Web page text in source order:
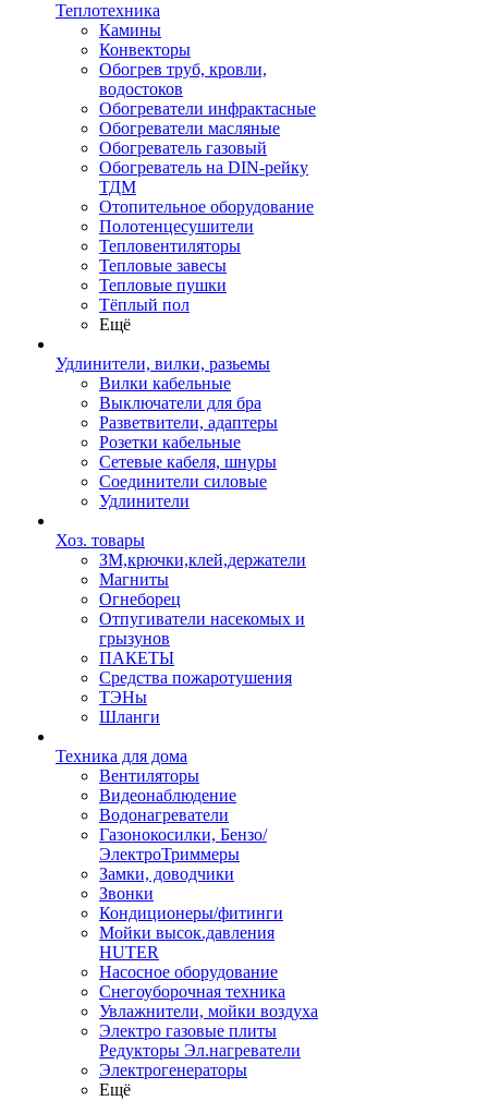
Теплотехника
Камины
Конвекторы
Обогрев труб, кровли,
водостоков
Обогреватели инфрактасные
Обогреватели масляные
Обогреватель газовый
Обогреватель на DIN-рейку
ТДМ
Отопительное оборудование
Полотенцесушители
Тепловентиляторы
Тепловые завесы
Тепловые пушки
Тёплый пол
Ещё
Удлинители, вилки, разьемы
Вилки кабельные
Выключатели для бра
Разветвители, адаптеры
Розетки кабельные
Сетевые кабеля, шнуры
Соединители силовые
Удлинители
Хоз. товары
ЗМ,крючки,клей,держатели
Магниты
Огнеборец
Отпугиватели насекомых и
грызунов
ПАКЕТЫ
Средства пожаротушения
ТЭНы
Шланги
Техника для дома
Вентиляторы
Видеонаблюдение
Водонагреватели
Газонокосилки, Бензо/
ЭлектроТриммеры
Замки, доводчики
Звонки
Кондиционеры/фитинги
Мойки высок.давления
HUTER
Насосное оборудование
Снегоуборочная техника
Увлажнители, мойки воздуха
Электро газовые плиты
Редукторы Эл.нагреватели
Электрогенераторы
Ещё